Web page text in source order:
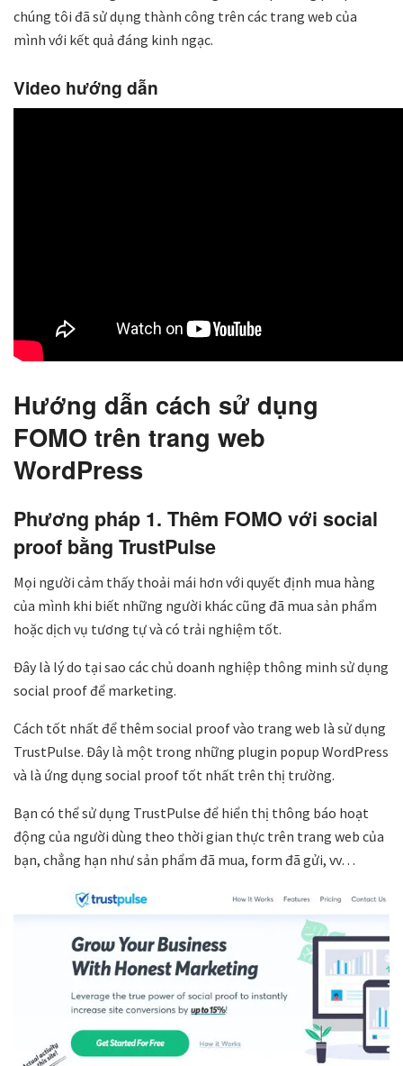
chúng tôi đã sử dụng thành công trên các trang web của
mình với kết quả đáng kinh ngạc.
Video hướng dẫn
Hướng dẫn cách sử dụng
FOMO trên trang web
WordPress
Phương pháp 1. Thêm FOMO với social
proof bằng TrustPulse
Mọi người cảm thấy thoải mái hơn với quyết định mua hàng
của mình khi biết những người khác cũng đã mua sản phẩm
hoặc dịch vụ tương tự và có trải nghiệm tốt.
Đây là lý do tại sao các chủ doanh nghiệp thông minh sử dụng
social proof để marketing.
Cách tốt nhất để thêm social proof vào trang web là sử dụng
TrustPulse. Đây là một trong những plugin popup WordPress
và là ứng dụng social proof tốt nhất trên thị trường.
Bạn có thể sử dụng TrustPulse để hiển thị thông báo hoạt
động của người dùng theo thời gian thực trên trang web của
bạn, chẳng hạn như sản phẩm đã mua, form đã gửi, vv…